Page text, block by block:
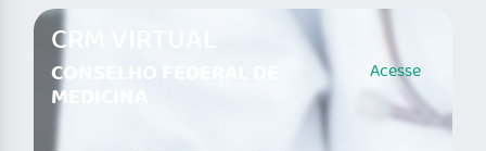
CRM VIRTUAL
CONSELHO FEDERAL DE
MEDICINA
Acesse